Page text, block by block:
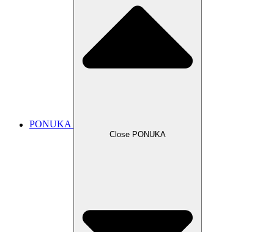
PONUKA
Close PONUKA